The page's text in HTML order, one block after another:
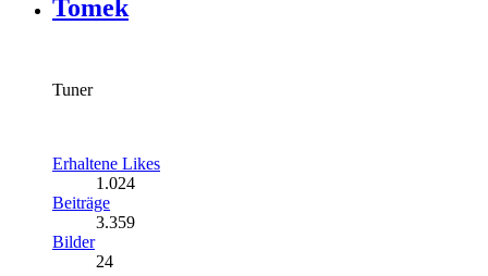
Tomek
Tuner
Erhaltene Likes
1.024
Beiträge
3.359
Bilder
24